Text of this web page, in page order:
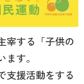
宰する「子供の
す。
支援活動をする